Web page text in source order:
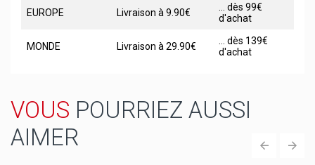
EUROPE Livraison à 9.90€
... dès 99€
d'achat
MONDE Livraison à 29.90€
... dès 139€
d'achat
VOUS POURRIEZ AUSSI
AIMER